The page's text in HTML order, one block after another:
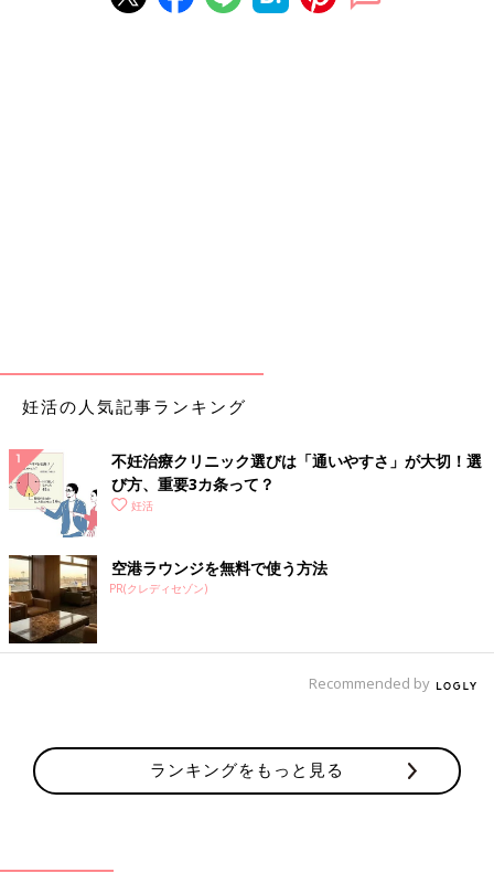
結婚して2周年を迎えた玉木洋介＆みお夫妻。同じ会社の同期で
共に32才。
友人たちからの妊娠報告にちょっとあせり始めました。赤ちゃん
がなかなか授からないのです。
不妊治療マンガ「受診前の準備・心得」編
妊活の人気記事ランキング
不妊治療クリニック選びは「通いやすさ」が大切！選
び方、重要3カ条って？
妊活
空港ラウンジを無料で使う方法
PR(クレディセゾン)
Recommended by
ランキングをもっと見る